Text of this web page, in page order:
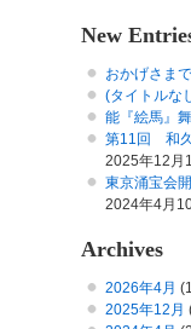
New
おかげさまで
(タイトルな
能『絵馬』
第11回 和
2025年12月
東京涌宝会
2024年4月
Archives
2026年4月
2025年12月